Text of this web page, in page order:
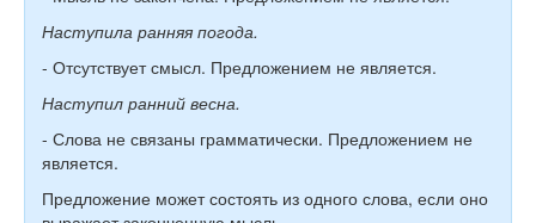
Наступила ранняя погода.
- Отсутствует смысл. Предложением не является.
Наступил ранний весна.
- Слова не связаны грамматически. Предложением не
является.
Предложение может состоять из одного слова, если оно